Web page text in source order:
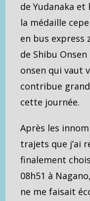
de Yudanaka et
la médaille
en bus express
de Shibu
onsen qui vaut
contribue
cette journée.
Après les
trajets que j’ai
finalement
08h51 à
ne me faisait